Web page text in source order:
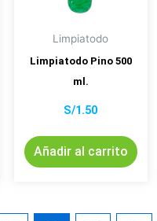
Limpiatodo
Limpiatodo Pino 500
ml.
S/1.50
Añadir al carrito